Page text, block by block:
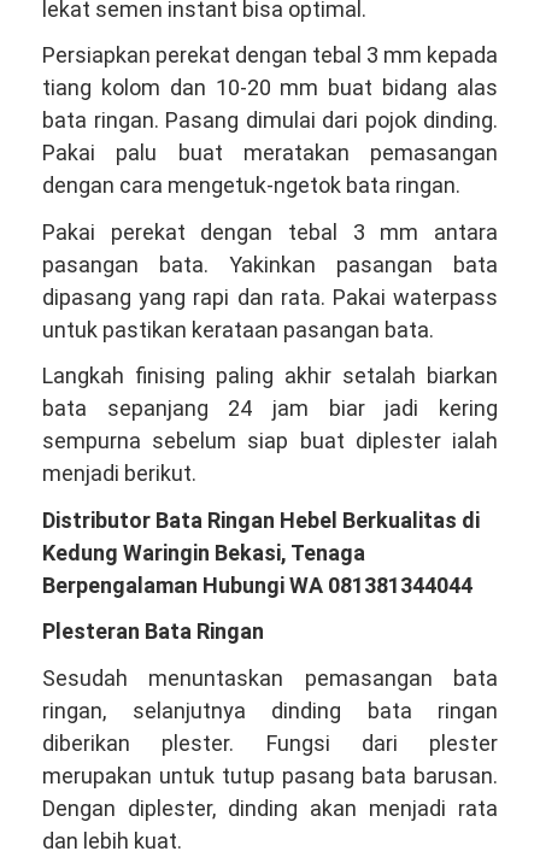
lekat semen instant bisa optimal.
Persiapkan perekat dengan tebal 3 mm kepada
tiang kolom dan 10-20 mm buat bidang alas
bata ringan. Pasang dimulai dari pojok dinding.
Pakai palu buat meratakan pemasangan
dengan cara mengetuk-ngetok bata ringan.
Pakai perekat dengan tebal 3 mm antara
pasangan bata. Yakinkan pasangan bata
dipasang yang rapi dan rata. Pakai waterpass
untuk pastikan kerataan pasangan bata.
Langkah finising paling akhir setalah biarkan
bata sepanjang 24 jam biar jadi kering
sempurna sebelum siap buat diplester ialah
menjadi berikut.
Distributor Bata Ringan Hebel Berkualitas di
Kedung Waringin Bekasi, Tenaga
Berpengalaman Hubungi WA 081381344044
Plesteran Bata Ringan
Sesudah menuntaskan pemasangan bata
ringan, selanjutnya dinding bata ringan
diberikan plester. Fungsi dari plester
merupakan untuk tutup pasang bata barusan.
Dengan diplester, dinding akan menjadi rata
dan lebih kuat.